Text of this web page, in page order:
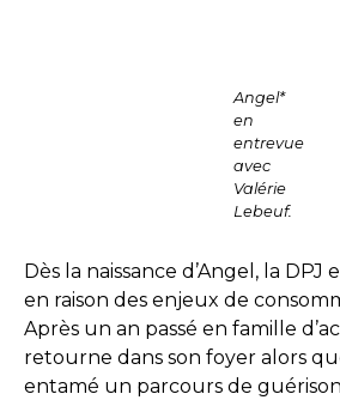
Angel*
en
entrevue
avec
Valérie
Lebeuf.
Dès la naissance d’Angel, la DPJ
en raison des enjeux de
Après un an passé en famille
retourne dans son foyer alors
entamé un parcours de